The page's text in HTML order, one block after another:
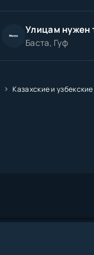
Улицам нужен
Баста, Гуф
Казахские и